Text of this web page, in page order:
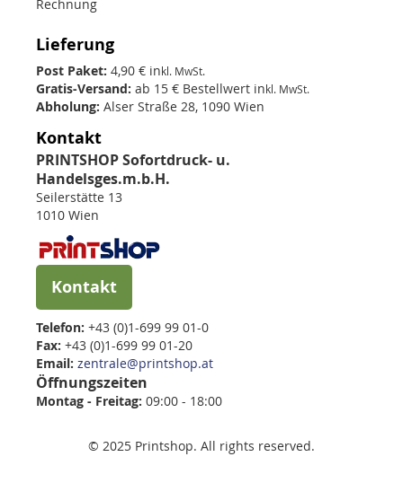
Rechnung
Lieferung
Post Paket: 4,90 € inkl. MwSt.
Gratis-Versand: ab 15 € Bestellwert inkl. MwSt.
Abholung: Alser Straße 28, 1090 Wien
Kontakt
PRINTSHOP Sofortdruck- u.
Handelsges.m.b.H.
Seilerstätte 13
1010 Wien
Kontakt
Telefon: +43 (0)1-699 99 01-0
Fax: +43 (0)1-699 99 01-20
Email: zentrale@printshop.at
Öffnungszeiten
Montag - Freitag: 09:00 - 18:00
© 2025 Printshop. All rights reserved.